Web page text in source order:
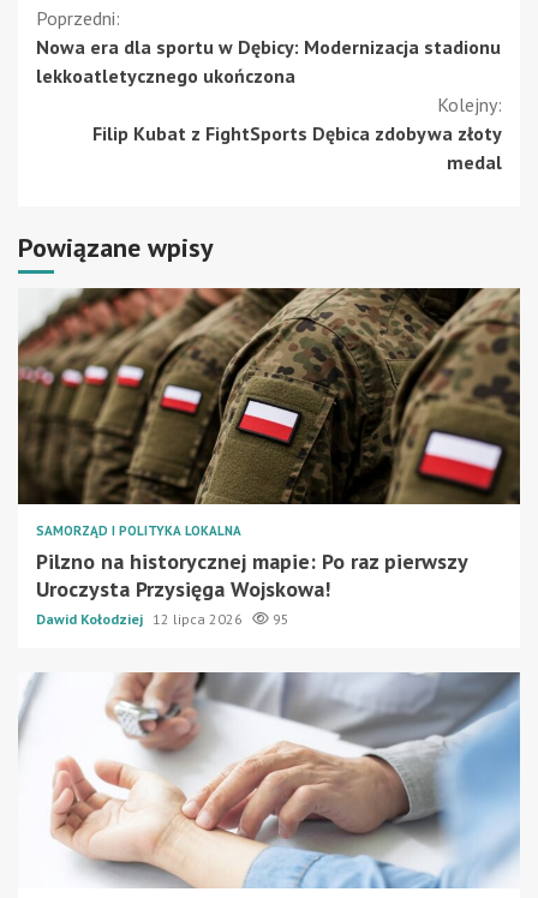
Kontynuuj
czytanie
Poprzedni:
Nowa era dla sportu w Dębicy: Modernizacja stadionu
lekkoatletycznego ukończona
Kolejny:
Filip Kubat z FightSports Dębica zdobywa złoty
medal
Powiązane wpisy
SAMORZĄD I POLITYKA LOKALNA
Pilzno na historycznej mapie: Po raz pierwszy
Uroczysta Przysięga Wojskowa!
Dawid Kołodziej 12 lipca 2026 95